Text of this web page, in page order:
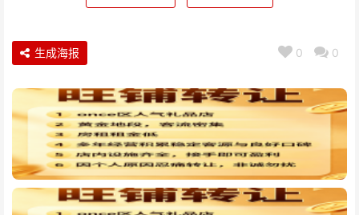
0 0
生成海报